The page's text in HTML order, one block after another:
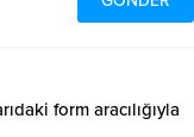
form aracılığıyla